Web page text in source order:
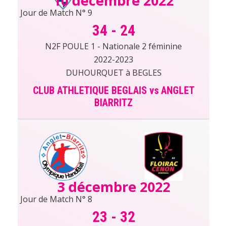
Jour de Match N° 9
34 - 24
N2F POULE 1 - Nationale 2 féminine
2022-2023
DUHOURQUET à BEGLES
CLUB ATHLETIQUE BEGLAIS vs ANGLET
BIARRITZ
3 décembre 2022
Jour de Match N° 8
23 - 32